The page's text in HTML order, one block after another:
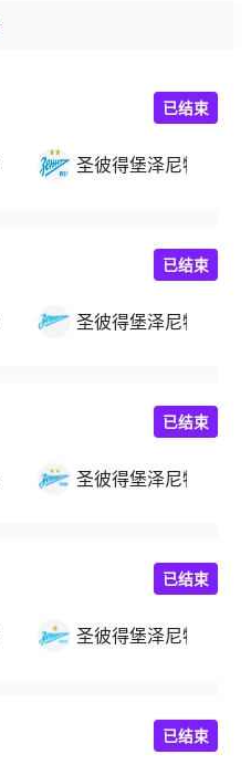
圣彼得堡泽尼特青年
已结束
圣彼得堡泽尼特
已结束
圣彼得堡泽尼特女足
已结束
圣彼得堡泽尼特B队
已结束
已结束